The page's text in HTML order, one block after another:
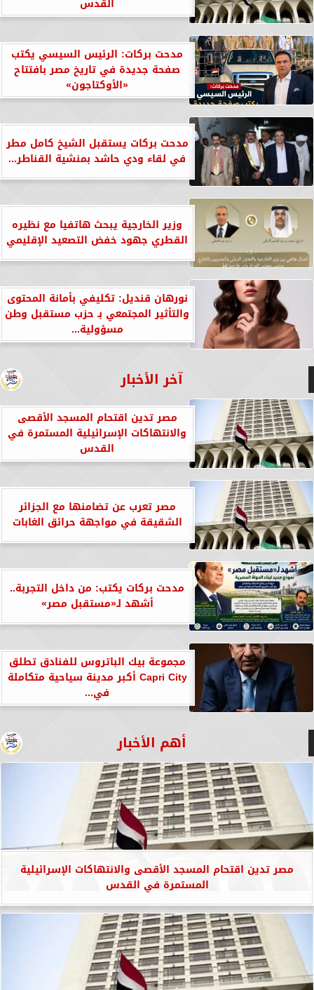
القدس
مدحت بركات: الرئيس السيسي يكتب
صفحة جديدة في تاريخ مصر بافتتاح
«الأوكتاجون»
مدحت بركات يستقبل الشيخ كامل مطر
في لقاء ودي حاشد بمنشية القناطر...
وزير الخارجية يبحث هاتفيا مع نظيره
القطري جهود خفض التصعيد الإقليمي
نورهان قنديل: تكليفي بأمانة المحتوى
والتأثير المجتمعي بـ حزب مستقبل وطن
مسؤولية...
آخر الأخبار
مصر تدين اقتحام المسجد الأقصى
والانتهاكات الإسرائيلية المستمرة في
القدس
مصر تعرب عن تضامنها مع الجزائر
الشقيقة في مواجهة حرائق الغابات
مدحت بركات يكتب: من داخل التجربة..
أشهد لـ«مستقبل مصر»
مجموعة بيك الباتروس للفنادق تطلق
Capri City أكبر مدينة سياحية متكاملة
في...
أهم الأخبار
مصر تدين اقتحام المسجد الأقصى والانتهاكات الإسرائيلية
المستمرة في القدس